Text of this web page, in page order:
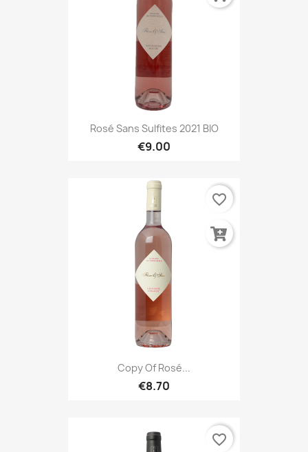
Rosé Sans Sulfites 2021 BIO
€9.00
Copy Of Rosé...
€8.70
favorite_border
favorite_border